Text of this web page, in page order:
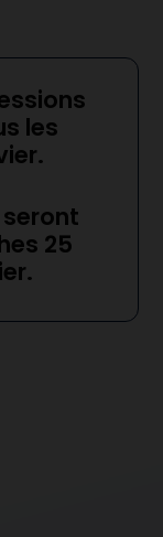
les
seront
25